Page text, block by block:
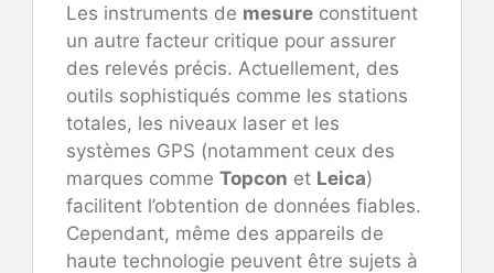
Les instruments de mesure constituent
un autre facteur critique pour assurer
des relevés précis. Actuellement, des
outils sophistiqués comme les stations
totales, les niveaux laser et les
systèmes GPS (notamment ceux des
marques comme Topcon et Leica)
facilitent l’obtention de données fiables.
Cependant, même des appareils de
haute technologie peuvent être sujets à